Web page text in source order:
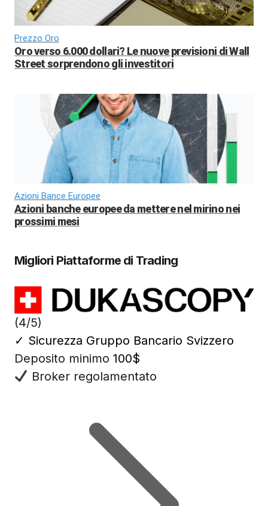
Prezzo Oro
Oro verso 6.000 dollari? Le nuove previsioni di Wall
Street sorprendono gli investitori
Azioni Bance Europee
Azioni banche europee da mettere nel mirino nei
prossimi mesi
Migliori Piattaforme di Trading
(4/5)
✓ Sicurezza Gruppo Bancario Svizzero
Deposito minimo 100$
Broker regolamentato